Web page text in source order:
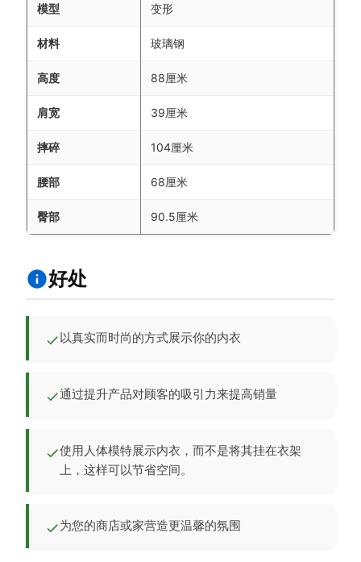
模型 变形
材料 玻璃钢
高度 88厘米
肩宽 39厘米
摔碎 104厘米
腰部 68厘米
臀部 90.5厘米
好处
以真实而时尚的方式展示你的内衣
通过提升产品对顾客的吸引力来提高销量
使用人体模特展示内衣，而不是将其挂在衣架
上，这样可以节省空间。
为您的商店或家营造更温馨的氛围